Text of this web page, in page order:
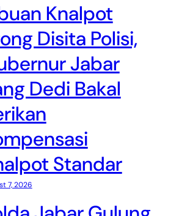
Knalpot
Disita Polisi,
Jabar
Dedi Bakal
Standar
7, 2026